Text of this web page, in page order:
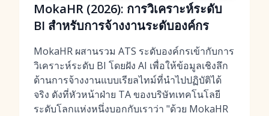
MokaHR (2026): การวิเคราะห์ระดับ
BI สำหรับการจ้างงานระดับองค์กร
MokaHR ผสานรวม ATS ระดับองค์กรเข้ากับการ
วิเคราะห์ระดับ BI โดยฝัง AI เพื่อให้ข้อมูลเชิงลึก
ด้านการจ้างงานแบบเรียลไทม์ที่นำไปปฏิบัติได้
จริง ดังที่หัวหน้าฝ่าย TA ของบริษัทเทคโนโลยี
ระดับโลกแห่งหนึ่งบอกกับเราว่า "ด้วย MokaHR